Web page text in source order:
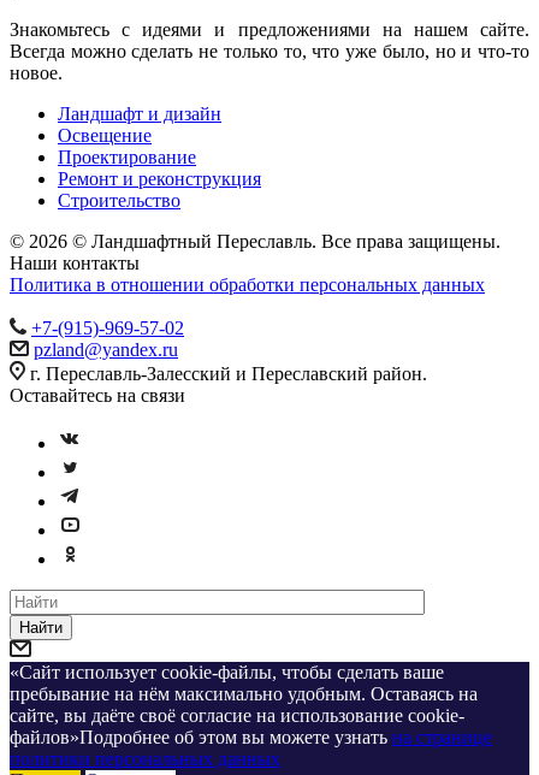
Знакомьтесь с идеями и предложениями на нашем сайте.
Всегда можно сделать не только то, что уже было, но и что-то
новое.
Ландшафт и дизайн
Освещение
Проектирование
Ремонт и реконструкция
Строительство
© 2026 © Ландшафтный Переславль. Все права защищены.
Наши контакты
Политика в отношении обработки персональных данных
+7-(915)-969-57-02
pzland@yandex.ru
г. Переславль-Залесский и Переславский район.
Оставайтесь на связи
Найти
«Сайт использует cookie-файлы, чтобы сделать ваше
пребывание на нём максимально удобным. Оставаясь на
сайте, вы даёте своё согласие на использование cookie-
файлов»Подробнее об этом вы можете узнать на странице
политики персональных данных